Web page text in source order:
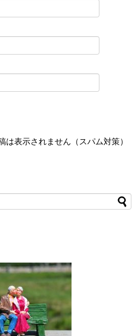
は表示されません（スパム対策）